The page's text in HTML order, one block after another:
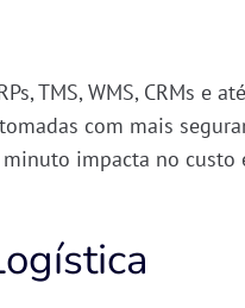
TMS, WMS, CRMs e
com mais
impacta no custo